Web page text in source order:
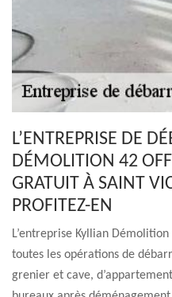
L’ENTREPRISE DE
DÉMOLITION 42
GRATUIT À SAINT
PROFITEZ-EN
L’entreprise Kyllian
toutes les opérations de
grenier et cave,